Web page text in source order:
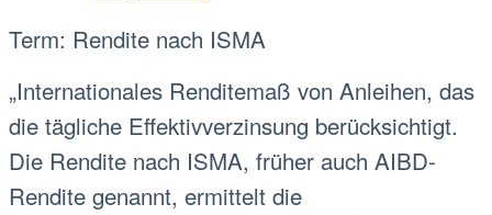
Term: Rendite nach ISMA
„Internationales Renditemaß von Anleihen, das
die tägliche Effektivverzinsung berücksichtigt.
Die Rendite nach ISMA, früher auch AIBD-
Rendite genannt, ermittelt die